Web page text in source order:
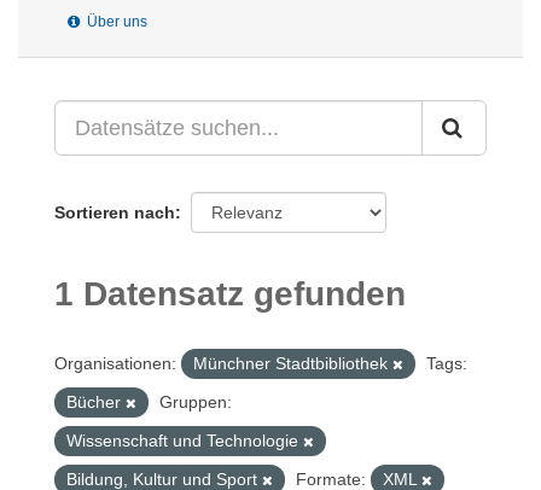
Über uns
Sortieren nach
1 Datensatz gefunden
Organisationen: Münchner Stadtbibliothek
Tags:
Bücher
Gruppen:
Wissenschaft und Technologie
Bildung, Kultur und Sport
Formate: XML